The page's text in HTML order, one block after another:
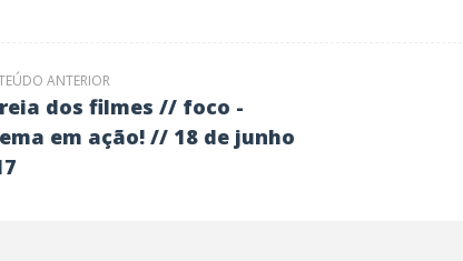
ANTERIOR
em ação! // 18 de junho